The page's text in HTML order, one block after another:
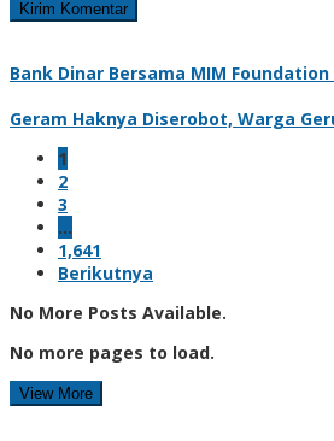
Bank Dinar Bersama MIM
Geram Haknya Diserobot, Warga
1
2
3
…
1,641
Berikutnya
No More Posts Available.
No more pages to load.
View More